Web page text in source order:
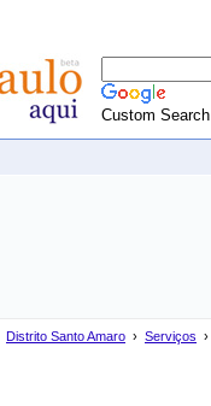
Custom Search
Distrito Santo Amaro › Serviços ›